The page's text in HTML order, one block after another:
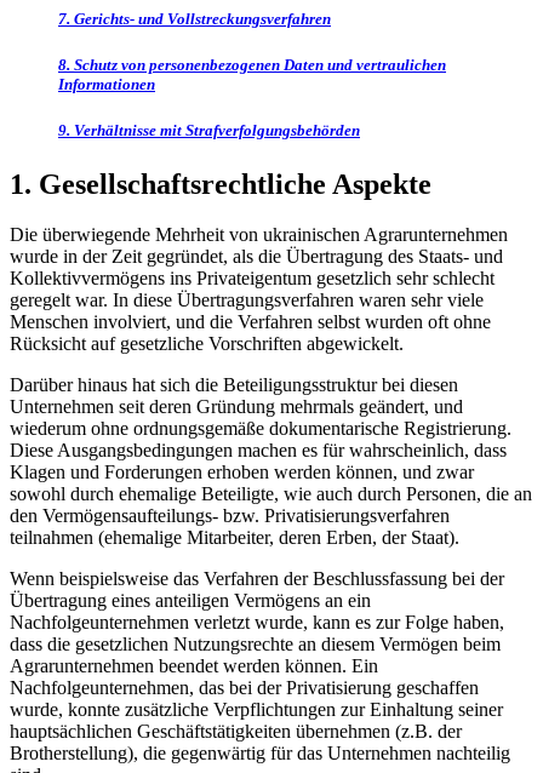
7. Gerichts- und Vollstreckungsverfahren
8. Schutz von personenbezogenen Daten und vertraulichen
Informationen
9. Verhältnisse mit Strafverfolgungsbehörden
1. Gesellschaftsrechtliche Aspekte
Die überwiegende Mehrheit von ukrainischen Agrarunternehmen
wurde in der Zeit gegründet, als die Übertragung des Staats- und
Kollektivvermögens ins Privateigentum gesetzlich sehr schlecht
geregelt war. In diese Übertragungsverfahren waren sehr viele
Menschen involviert, und die Verfahren selbst wurden oft ohne
Rücksicht auf gesetzliche Vorschriften abgewickelt.
Darüber hinaus hat sich die Beteiligungsstruktur bei diesen
Unternehmen seit deren Gründung mehrmals geändert, und
wiederum ohne ordnungsgemäße dokumentarische Registrierung.
Diese Ausgangsbedingungen machen es für wahrscheinlich, dass
Klagen und Forderungen erhoben werden können, und zwar
sowohl durch ehemalige Beteiligte, wie auch durch Personen, die an
den Vermögensaufteilungs- bzw. Privatisierungsverfahren
teilnahmen (ehemalige Mitarbeiter, deren Erben, der Staat).
Wenn beispielsweise das Verfahren der Beschlussfassung bei der
Übertragung eines anteiligen Vermögens an ein
Nachfolgeunternehmen verletzt wurde, kann es zur Folge haben,
dass die gesetzlichen Nutzungsrechte an diesem Vermögen beim
Agrarunternehmen beendet werden können. Ein
Nachfolgeunternehmen, das bei der Privatisierung geschaffen
wurde, konnte zusätzliche Verpflichtungen zur Einhaltung seiner
hauptsächlichen Geschäftstätigkeiten übernehmen (z.B. der
Brotherstellung), die gegenwärtig für das Unternehmen nachteilig